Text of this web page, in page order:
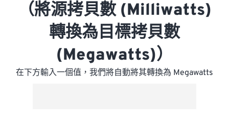
（將源拷貝數 (Milliwatts)
轉換為目標拷貝數
(Megawatts)）
在下方輸入一個值，我們將自動將其轉換為 Megawatts